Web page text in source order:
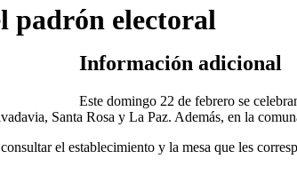
padrón electoral
Información adicional
Este domingo 22 de febrero se
Santa Rosa y La Paz. Además, en la
el establecimiento y la mesa que les